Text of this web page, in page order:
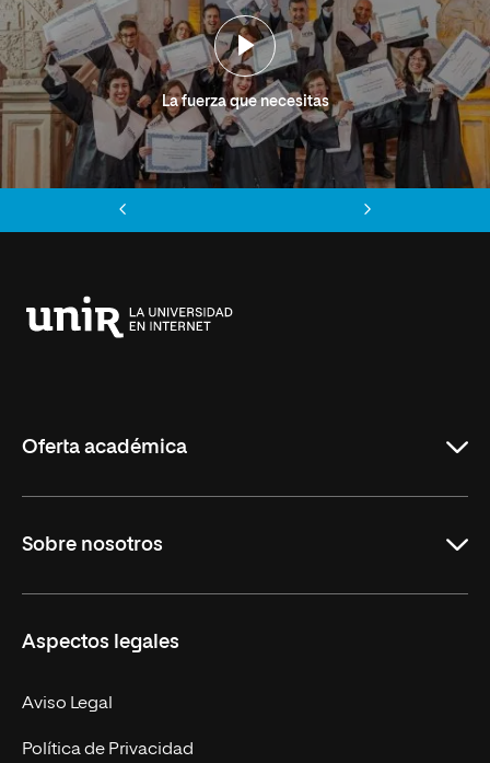
La fuerza que necesitas
Oferta académica
Másteres Oficiales
Doctorados
Experto Universitario
Postgrados
Sobre nosotros
Facultades
Nuestro Equipo
Trabaja en UNIR
Aspectos legales
Aviso Legal
Política de Privacidad